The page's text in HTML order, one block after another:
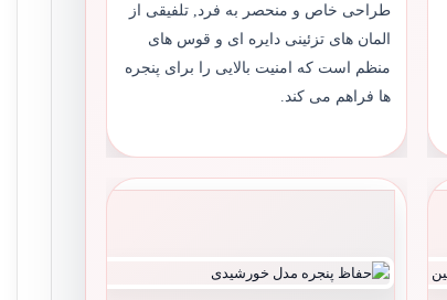
طراحی خاص و منحصر به فرد, تلفیقی از
المان های تزئینی دایره ای و قوس های
منظم است که امنیت بالایی را برای پنجره
ها فراهم می کند.